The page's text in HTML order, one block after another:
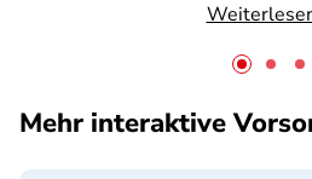
Mehr interaktive